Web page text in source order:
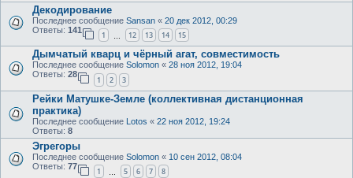
Декодирование
Последнее сообщение Sansan « 20 дек 2012, 00:29
Ответы: 141
1 12 13 14 15
Дымчатый кварц и чёрный агат, совместимость
Последнее сообщение Solomon « 28 ноя 2012, 19:04
Ответы: 28
1 2 3
Рейки Матушке-Земле (коллективная дистанционная
практика)
Последнее сообщение Lotos « 22 ноя 2012, 19:24
Ответы: 8
Эгрегоры
Последнее сообщение Solomon « 10 сен 2012, 08:04
Ответы: 77
1 5 6 7 8